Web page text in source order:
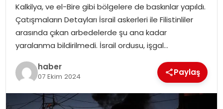
EĞITIM
OTOMOBIL
TEKNOLOJI
EKONOMI
Kalkilya, ve el-Bire gibi bölgelere de baskınlar yapıldı.
Çatışmaların Detayları İsrail askerleri ile Filistinliler
arasında çıkan arbedelerde şu ana kadar
yaralanma bildirilmedi. İsrail ordusu, işgal…
haber
07 Ekim 2024 Paylaş